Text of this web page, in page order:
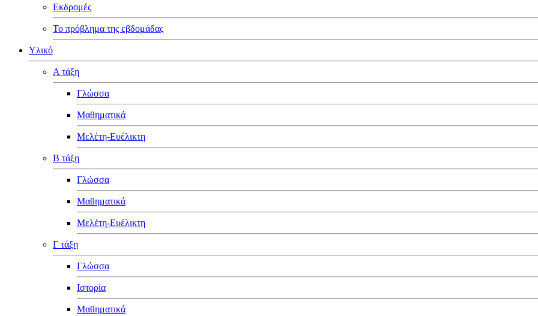
Εκδρομές
Το πρόβλημα της εβδομάδας
Υλικό
Α τάξη
Γλώσσα
Μαθηματικά
Μελέτη-Ευέλικτη
Β τάξη
Γλώσσα
Μαθηματικά
Μελέτη-Ευέλικτη
Γ τάξη
Γλώσσα
Ιστορία
Μαθηματικά